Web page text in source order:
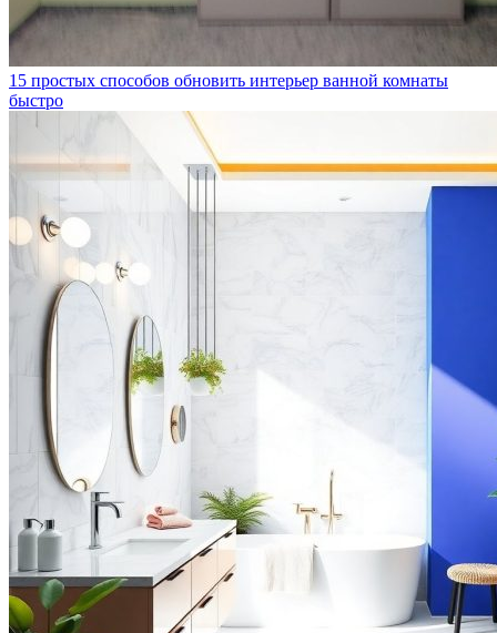
15 простых способов обновить интерьер ванной комнаты
быстро